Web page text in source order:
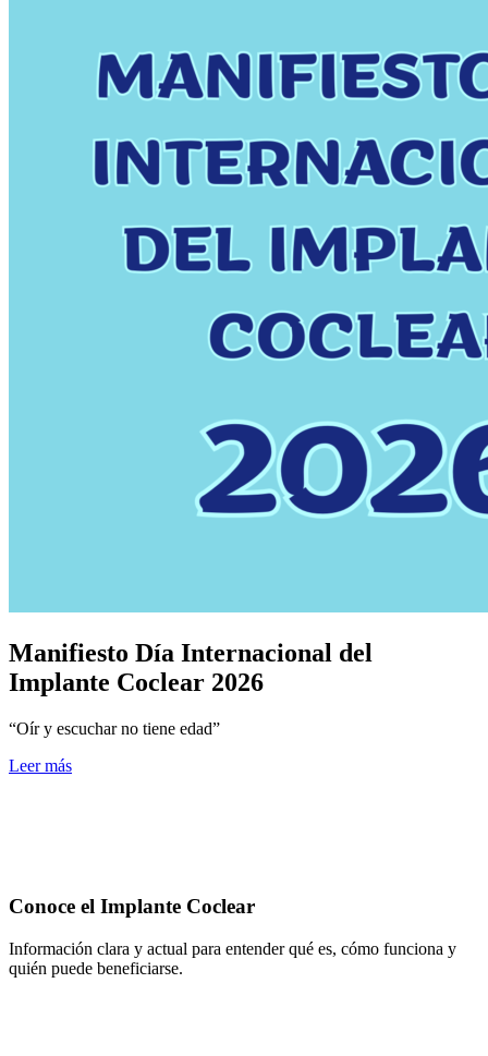
Manifiesto Día Internacional del
Implante Coclear 2026
“Oír y escuchar no tiene edad”
Leer más
Conoce el Implante Coclear
Información clara y actual para entender qué es, cómo funciona y
quién puede beneficiarse.